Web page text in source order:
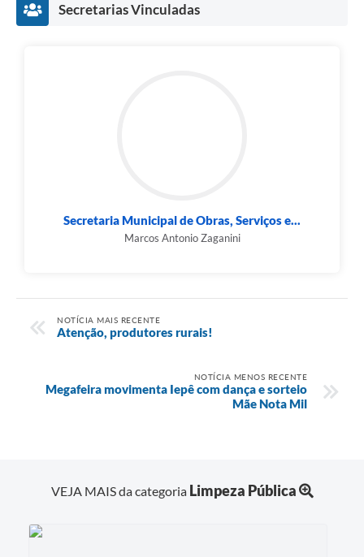
Secretarias Vinculadas
Secretaria Municipal de Obras, Serviços e...
Marcos Antonio Zaganini
NOTÍCIA MAIS RECENTE
Atenção, produtores rurais!
NOTÍCIA MENOS RECENTE
Megafeira movimenta Iepê com dança e sorteio
Mãe Nota Mil
VEJA MAIS da categoria Limpeza Pública